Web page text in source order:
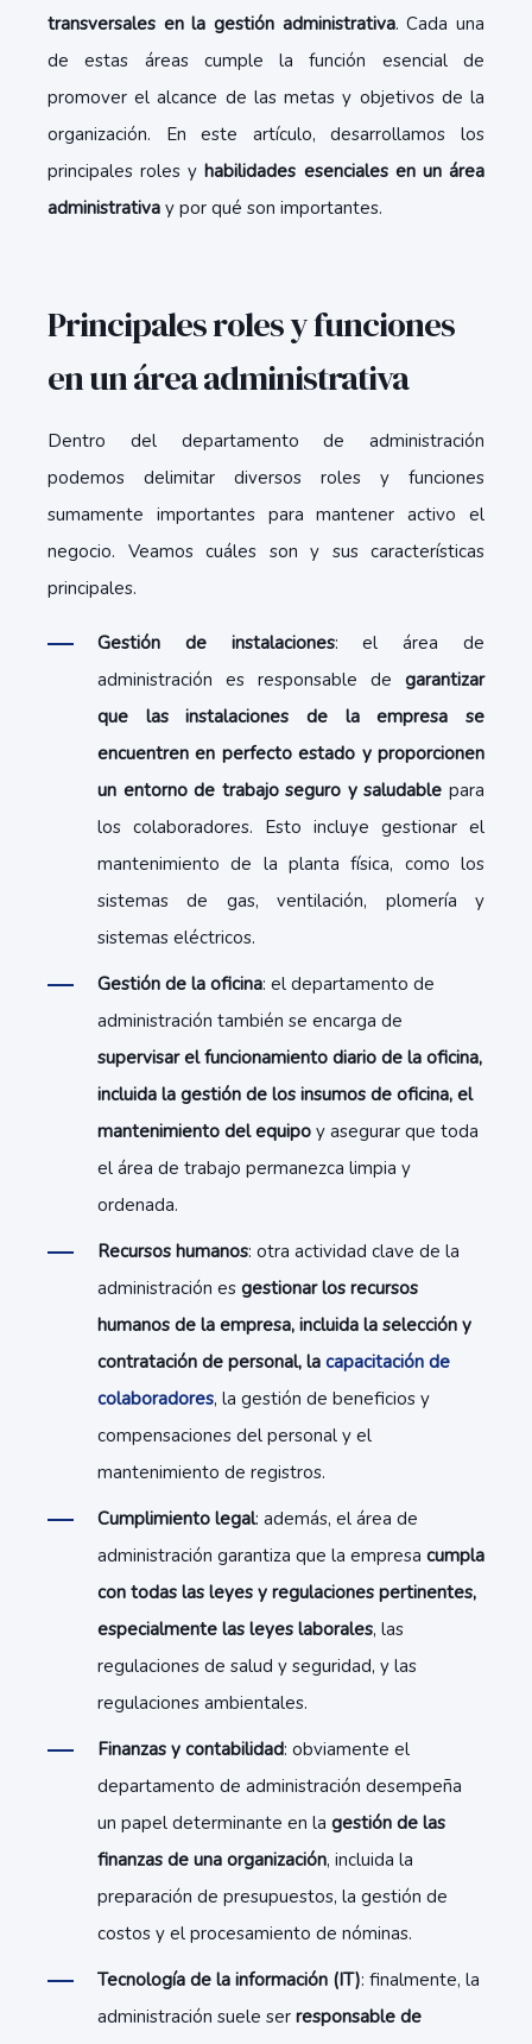
transversales en la gestión administrativa. Cada una
de estas áreas cumple la función esencial de
promover el alcance de las metas y objetivos de la
organización. En este artículo, desarrollamos los
principales roles y habilidades esenciales en un área
administrativa y por qué son importantes.
Principales roles y funciones
en un área administrativa
Dentro del departamento de administración
podemos delimitar diversos roles y funciones
sumamente importantes para mantener activo el
negocio. Veamos cuáles son y sus características
principales.
Gestión de instalaciones: el área de
administración es responsable de garantizar
que las instalaciones de la empresa se
encuentren en perfecto estado y proporcionen
un entorno de trabajo seguro y saludable para
los colaboradores. Esto incluye gestionar el
mantenimiento de la planta física, como los
sistemas de gas, ventilación, plomería y
sistemas eléctricos.
Gestión de la oficina: el departamento de
administración también se encarga de
supervisar el funcionamiento diario de la oficina,
incluida la gestión de los insumos de oficina, el
mantenimiento del equipo y asegurar que toda
el área de trabajo permanezca limpia y
ordenada.
Recursos humanos: otra actividad clave de la
administración es gestionar los recursos
humanos de la empresa, incluida la selección y
contratación de personal, la capacitación de
colaboradores, la gestión de beneficios y
compensaciones del personal y el
mantenimiento de registros.
Cumplimiento legal: además, el área de
administración garantiza que la empresa cumpla
con todas las leyes y regulaciones pertinentes,
especialmente las leyes laborales, las
regulaciones de salud y seguridad, y las
regulaciones ambientales.
Finanzas y contabilidad: obviamente el
departamento de administración desempeña
un papel determinante en la gestión de las
finanzas de una organización, incluida la
preparación de presupuestos, la gestión de
costos y el procesamiento de nóminas.
Tecnología de la información (IT): finalmente, la
administración suele ser responsable de